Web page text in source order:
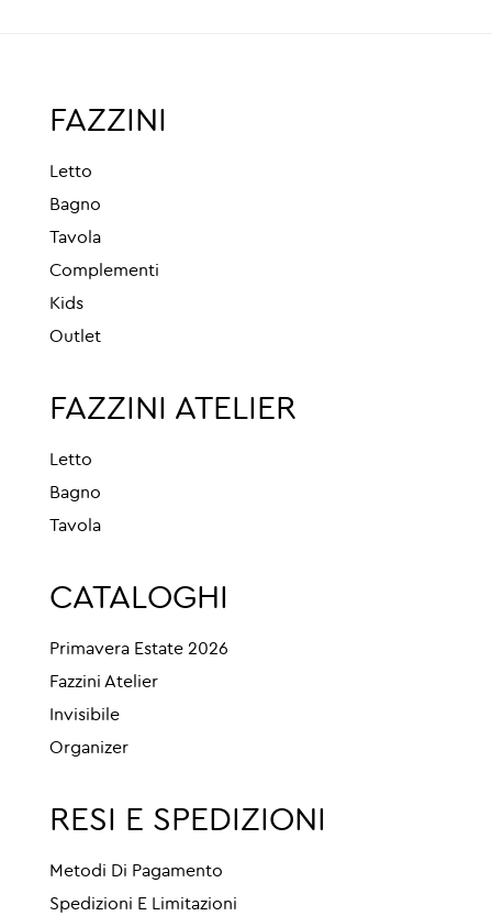
FAZZINI
Letto
Bagno
Tavola
Complementi
Kids
Outlet
FAZZINI ATELIER
Letto
Bagno
Tavola
CATALOGHI
Primavera Estate 2026
Fazzini Atelier
Invisibile
Organizer
RESI E SPEDIZIONI
Metodi Di Pagamento
Spedizioni E Limitazioni